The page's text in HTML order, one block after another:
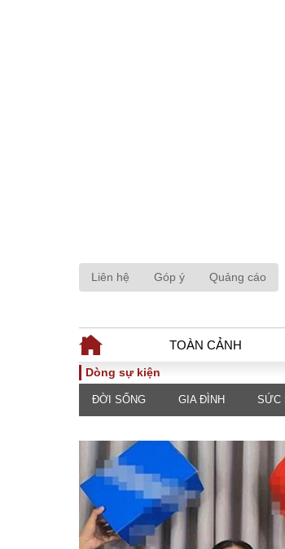
Liên hệ Góp ý Quảng cáo
TOÀN CẢNH
TOÀN CẢNH
Chính sách
Sự kiện
Đối thoại
Thế giới
Dòng sự kiện
ĐỜI SỐNG GIA ĐÌNH SỨC